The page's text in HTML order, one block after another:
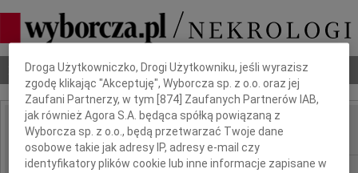
Nekrologi Odeszli Poradnik pogrzebowy
IMIĘ I NAZWISKO:
Szczecin
Dbamy o Twoją prywatność
Droga Użytkowniczko, Drogi Użytkowniku, jeśli wyrazisz
zgodę klikając "Akceptuję", Wyborcza sp. z o.o. oraz jej
Zaufani Partnerzy, w tym [874] Zaufanych Partnerów IAB,
jak również Agora S.A. będąca spółką powiązaną z
Wyborcza sp. z o.o., będą przetwarzać Twoje dane
osobowe takie jak adresy IP, adresy e-mail czy
identyfikatory plików cookie lub inne informacje zapisane w